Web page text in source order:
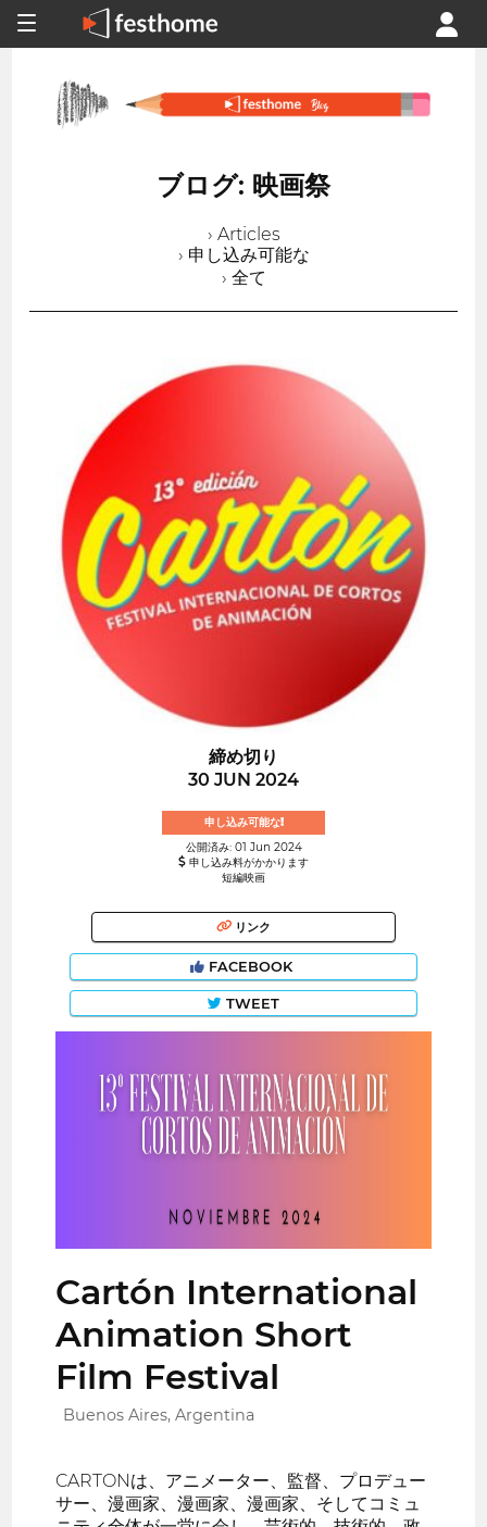
ブログ: 映画祭
› Articles
› 申し込み可能な
› 全て
締め切り
30 JUN 2024
申し込み可能な!
公開済み: 01 Jun 2024
申し込み料がかかります
短編映画
リンク
FACEBOOK
TWEET
Cartón International
Animation Short
Film Festival
Buenos Aires, Argentina
CARTONは、アニメーター、監督、プロデュー
サー、漫画家、漫画家、漫画家、そしてコミュ